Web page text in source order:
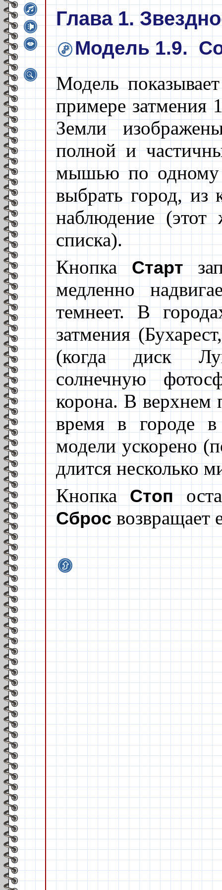
Глава 1.
Модель 1.9.
Модель
примере затмения
Земли
полной и
мышью по одному
выбрать город, из
наблюдение
списка).
КнопкаСтарт
медленно
темнеет. В
затмения
(когда диск
солнечную
корона. В верхнем
время в городе
модели ускорено
длится несколько
КнопкаСтоп
Сбросвозвращает